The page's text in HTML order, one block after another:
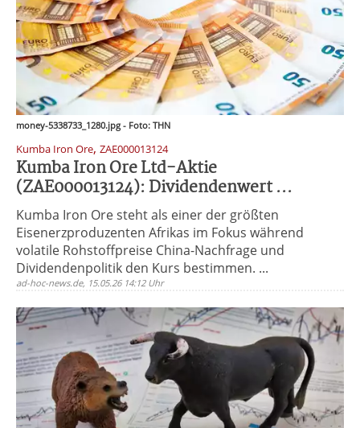
money-5338733_1280.jpg - Foto: THN
Kumba Iron Ore, ZAE000013124
Kumba Iron Ore Ltd-Aktie
(ZAE000013124): Dividendenwert ...
Kumba Iron Ore steht als einer der größten
Eisenerzproduzenten Afrikas im Fokus während
volatile Rohstoffpreise China-Nachfrage und
Dividendenpolitik den Kurs bestimmen. ...
ad-hoc-news.de, 15.05.26 14:12 Uhr